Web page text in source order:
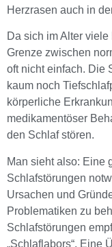
Herzrasen auch in
Da sich im Alter
Grenze zwischen
oft nicht einfach. Die
kaum noch
körperliche
medikamentöser
den Schlaf stören.
Man sieht also: Eine
Schlafstörungen
Ursachen und
Problematiken zu
Schlafstörungen
„Schlaflabors“. Eine